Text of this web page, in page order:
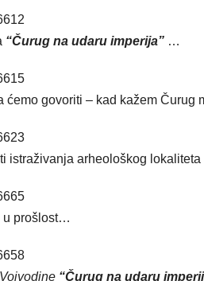
“Čurug na udaru imperija” …
ćemo govoriti – kad kažem Čurug
istraživanja arheološkog lokaliteta
prošlost…
“Čurug na udaru